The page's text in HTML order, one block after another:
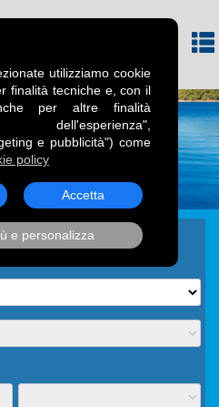
utilizziamo cookie
finalità tecniche e, con il
per altre finalità
dell'esperienza",
e pubblicità") come
policy
Accetta
e personalizza